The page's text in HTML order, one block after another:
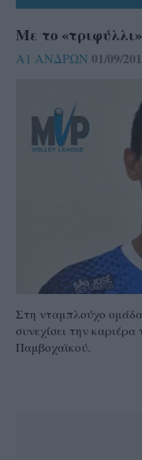
Με το
Α1 ΑΝΔΡΩΝ 01/09/
Στη νταμπλούχο
συνεχίσει την
Παμβοχαϊκού.